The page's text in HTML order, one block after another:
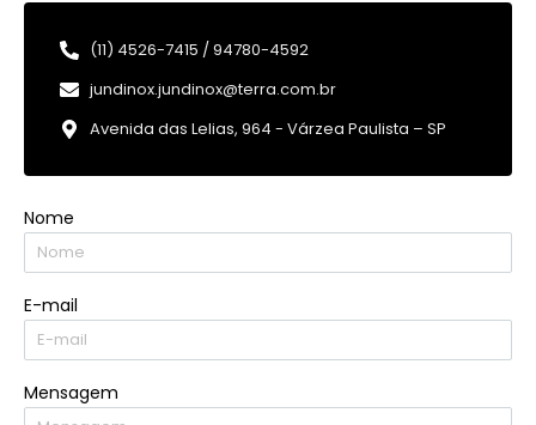
(11) 4526-7415 / 94780-4592
jundinox.jundinox@terra.com.br
Avenida das Lelias, 964 - Várzea Paulista – SP
Nome
E-mail
Mensagem